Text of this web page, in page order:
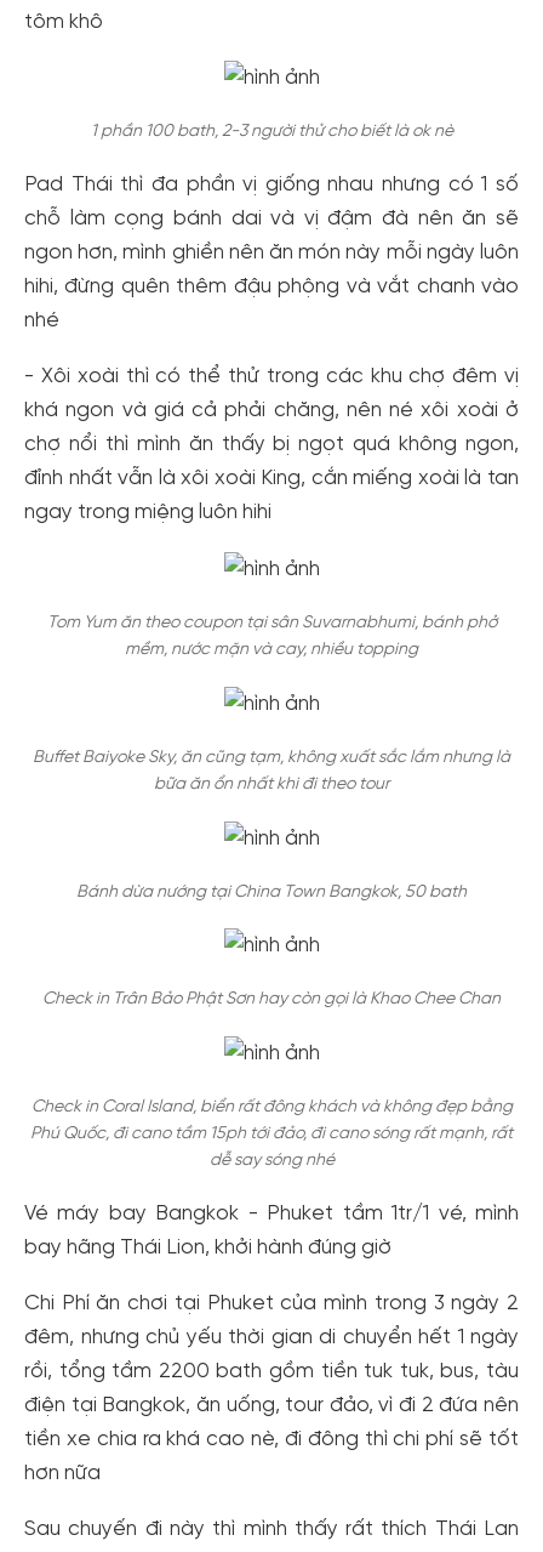
tôm khô
1 phần 100 bath, 2-3 người thử cho biết là ok nè
Pad Thái thì đa phần vị giống nhau nhưng có 1 số
chỗ làm cọng bánh dai và vị đậm đà nên ăn sẽ
ngon hơn, mình ghiền nên ăn món này mỗi ngày luôn
hihi, đừng quên thêm đậu phộng và vắt chanh vào
nhé
- Xôi xoài thì có thể thử trong các khu chợ đêm vị
khá ngon và giá cả phải chăng, nên né xôi xoài ở
chợ nổi thì mình ăn thấy bị ngọt quá không ngon,
đỉnh nhất vẫn là xôi xoài King, cắn miếng xoài là tan
ngay trong miệng luôn hihi
Tom Yum ăn theo coupon tại sân Suvarnabhumi, bánh phở
mềm, nước mặn và cay, nhiều topping
Buffet Baiyoke Sky, ăn cũng tạm, không xuất sắc lắm nhưng là
bữa ăn ổn nhất khi đi theo tour
Bánh dừa nướng tại China Town Bangkok, 50 bath
Check in Trân Bảo Phật Sơn hay còn gọi là Khao Chee Chan
Check in Coral Island, biển rất đông khách và không đẹp bằng
Phú Quốc, đi cano tầm 15ph tới đảo, đi cano sóng rất mạnh, rất
dễ say sóng nhé
Vé máy bay Bangkok - Phuket tầm 1tr/1 vé, mình
bay hãng Thái Lion, khởi hành đúng giờ
Chi Phí ăn chơi tại Phuket của mình trong 3 ngày 2
đêm, nhưng chủ yếu thời gian di chuyển hết 1 ngày
rồi, tổng tầm 2200 bath gồm tiền tuk tuk, bus, tàu
điện tại Bangkok, ăn uống, tour đảo, vì đi 2 đứa nên
tiền xe chia ra khá cao nè, đi đông thì chi phí sẽ tốt
hơn nữa
Sau chuyến đi này thì mình thấy rất thích Thái Lan